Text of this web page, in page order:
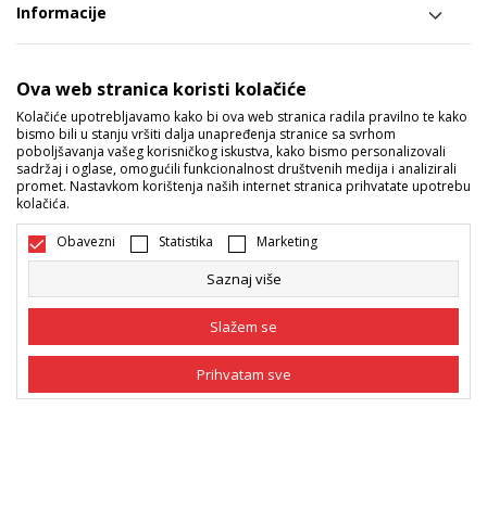
Informacije
Pratite nas
Mi dijelimo naše tajne sa vama. Pratite nas na društvenim
mrežama i saznajte sve o promocijama, akcijama i novitetima.
Ova web stranica koristi kolačiće
Kolačiće upotrebljavamo kako bi ova web stranica radila pravilno te kako
bismo bili u stanju vršiti dalja unapređenja stranice sa svrhom
poboljšavanja vašeg korisničkog iskustva, kako bismo personalizovali
sadržaj i oglase, omogućili funkcionalnost društvenih medija i analizirali
promet. Nastavkom korištenja naših internet stranica prihvatate upotrebu
kolačića.
Obavezni Statistika Marketing
Saznaj više
Slažem se
Prihvatam sve